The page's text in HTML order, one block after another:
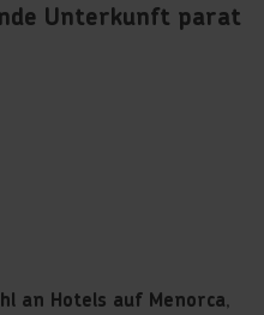
Unterkunft parat
an Hotels auf Menorca,